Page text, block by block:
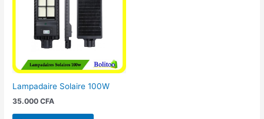
Lampadaire Solaire 100W
35.000CFA